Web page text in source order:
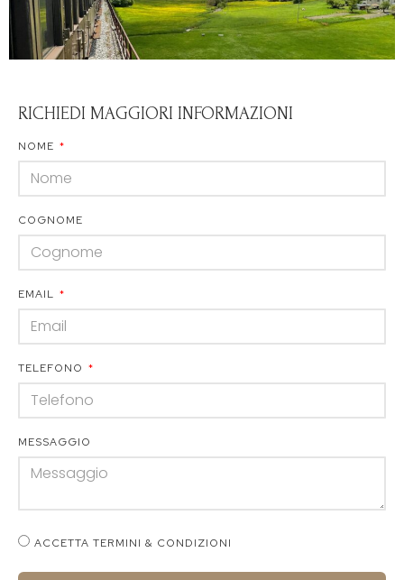
RICHIEDI MAGGIORI INFORMAZIONI
NOME
COGNOME
EMAIL
TELEFONO
MESSAGGIO
ACCETTA TERMINI & CONDIZIONI